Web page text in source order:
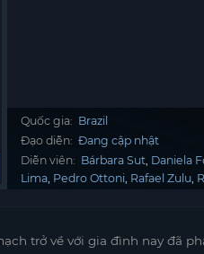
Quốc gia: Brazil
Đạo diễn: Đang cập nhật
Diễn viên: Bárbara Sut Daniela
Lima Pedro Ottoni Rafael Zulu
trở về với gia đình nay đã